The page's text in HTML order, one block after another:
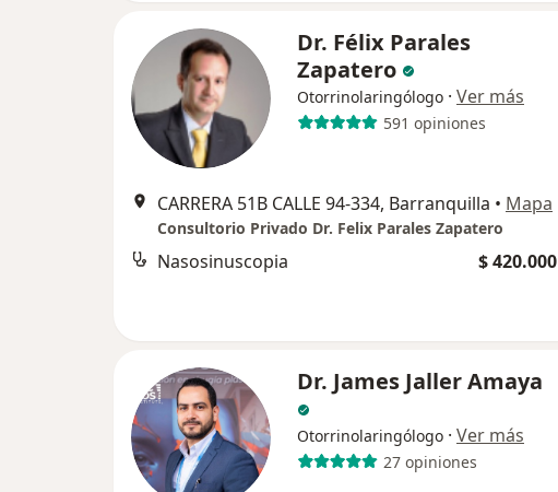
Dr. Félix Parales
Zapatero
Otorrinolaringólogo · Ver más
591 opiniones
CARRERA 51B CALLE 94-334, Barranquilla • Mapa
Consultorio Privado Dr. Felix Parales Zapatero
Nasosinuscopia $ 420.000
Dr. James Jaller Amaya
Otorrinolaringólogo · Ver más
27 opiniones